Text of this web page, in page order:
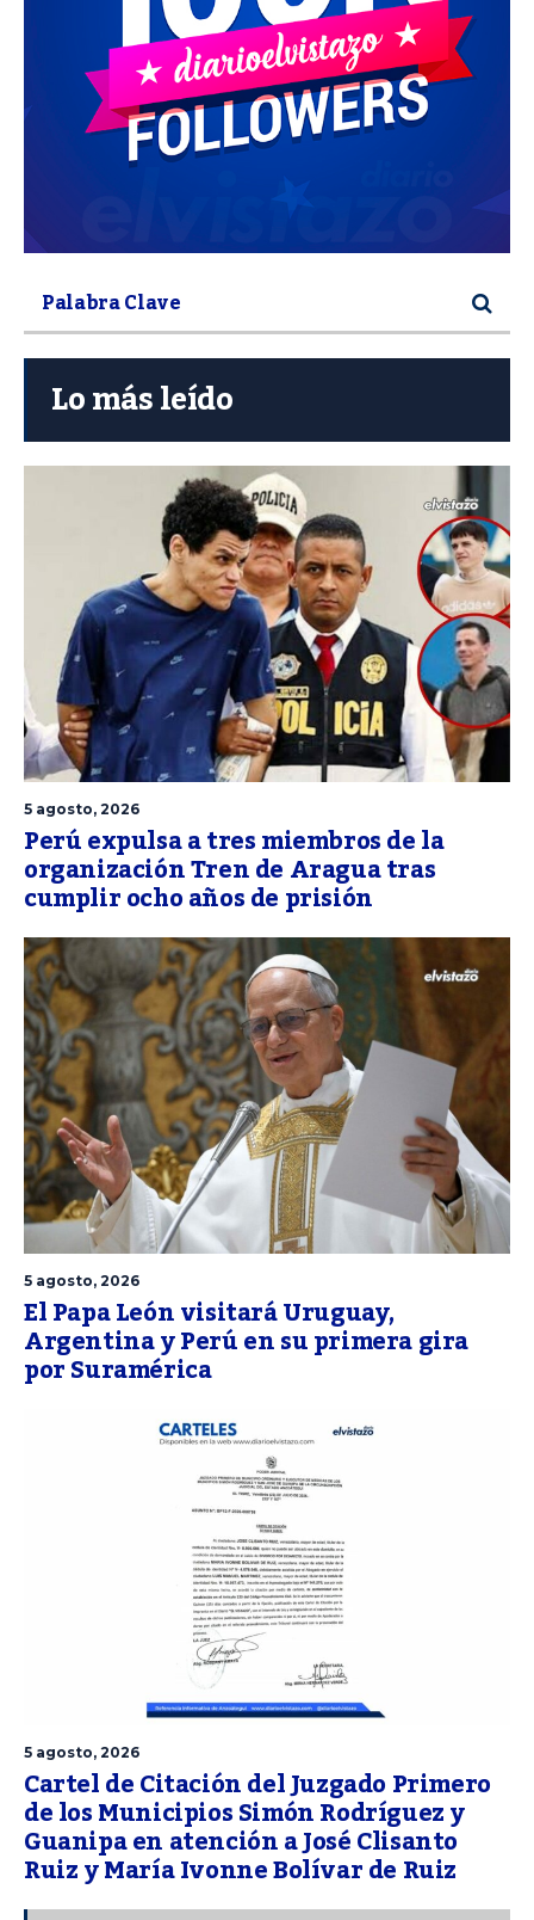
Lo más leído
5 agosto, 2026
Perú expulsa a tres miembros de la
organización Tren de Aragua tras
cumplir ocho años de prisión
5 agosto, 2026
El Papa León visitará Uruguay,
Argentina y Perú en su primera gira
por Suramérica
5 agosto, 2026
Cartel de Citación del Juzgado Primero
de los Municipios Simón Rodríguez y
Guanipa en atención a José Clisanto
Ruiz y María Ivonne Bolívar de Ruiz